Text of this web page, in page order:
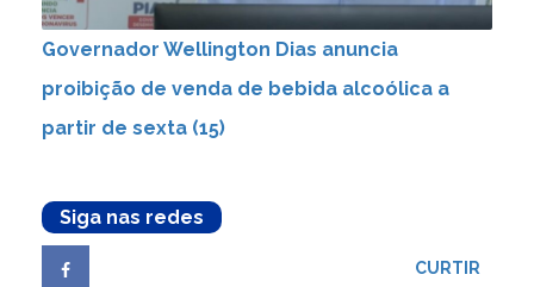
Governador Wellington Dias anuncia
proibição de venda de bebida alcoólica a
partir de sexta (15)
Siga nas redes
CURTIR